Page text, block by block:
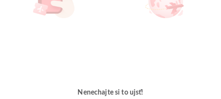
Nenechajte si to ujsť!